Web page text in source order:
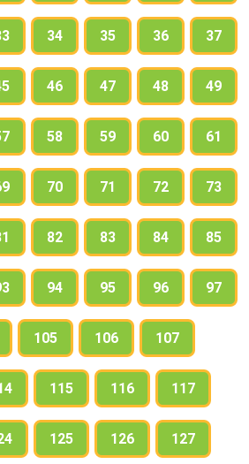
34 35 36 37
46 47 48 49
58 59 60 61
70 71 72 73
82 83 84 85
94 95 96 97
105 106 107
115 116 117
125 126 127